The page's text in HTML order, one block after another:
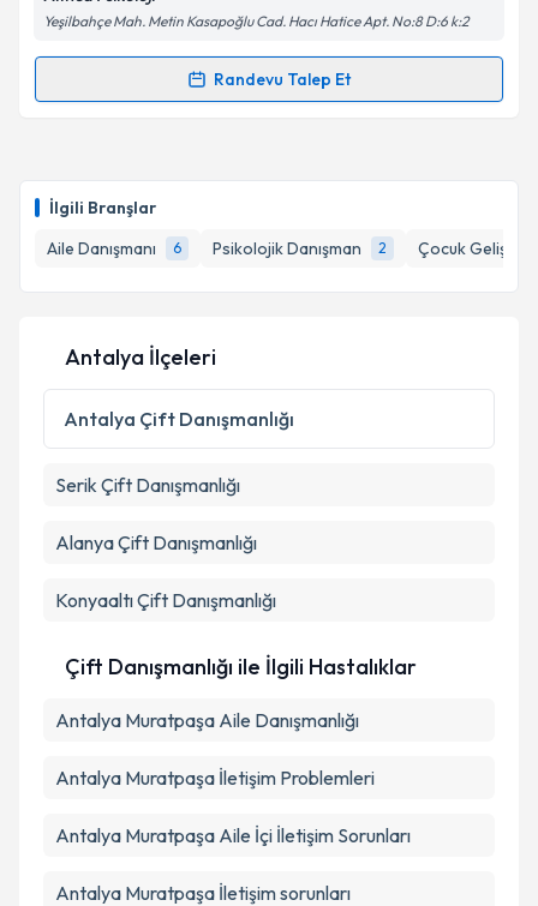
İlgili Branşlar
Aile Danışmanı
6 Psikolojik Danışman 2 Çocuk Gelişim
Metni'ni okudum ve kişisel verilerimin belirtilen
kapsamda işlenmesini kabul ediyorum.
Yeşilbahçe Mah. Metin Kasapoğlu Cad. Hacı Hatice Apt. No:8 D:6 k:2
Randevu Talep Et
Randevu Takvimi Talebi
takvim hazırlandığında e-posta ile bilgilendireceğiz.
E-posta Adresiniz
Kişisel verilerimin işlenmesine ilişkinAydınlatma
Metni 'ni okudum ve kişisel verilerimin belirtilen
kapsamda işlenmesini kabul ediyorum.
Antalya İlçeleri
Antalya Çift Danışmanlığı
Serik Çift Danışmanlığı
AlanyaÇift Danışmanlığı
KonyaaltıÇift Danışmanlığı
Çift Danışmanlığı ile İlgili Hastalıklar
Antalya Muratpaşa Aile Danışmanlığı
Antalya Muratpaşa İletişim Problemleri
Antalya Muratpaşa Aile İçi İletişim Sorunları
Antalya Muratpaşa İletişim sorunları